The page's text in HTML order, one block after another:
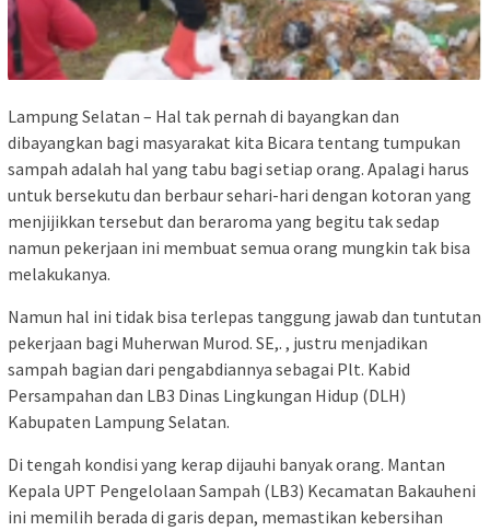
Lampung Selatan – Hal tak pernah di bayangkan dan
dibayangkan bagi masyarakat kita Bicara tentang tumpukan
sampah adalah hal yang tabu bagi setiap orang. Apalagi harus
untuk bersekutu dan berbaur sehari-hari dengan kotoran yang
menjijikkan tersebut dan beraroma yang begitu tak sedap
namun pekerjaan ini membuat semua orang mungkin tak bisa
melakukanya.
Namun hal ini tidak bisa terlepas tanggung jawab dan tuntutan
pekerjaan bagi Muherwan Murod. SE,. , justru menjadikan
sampah bagian dari pengabdiannya sebagai Plt. Kabid
Persampahan dan LB3 Dinas Lingkungan Hidup (DLH)
Kabupaten Lampung Selatan.
Di tengah kondisi yang kerap dijauhi banyak orang. Mantan
Kepala UPT Pengelolaan Sampah (LB3) Kecamatan Bakauheni
ini memilih berada di garis depan, memastikan kebersihan